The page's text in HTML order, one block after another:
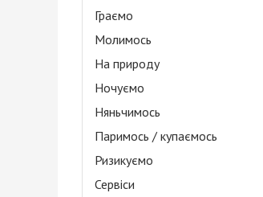
Граємо
Молимось
На природу
Ночуємо
Няньчимось
Паримось / купаємось
Ризикуємо
Сервіси